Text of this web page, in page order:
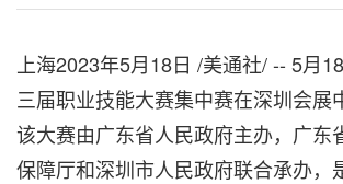
上海2023年5月18日 /美通社/ -- 5月
三届职业技能大赛集中赛在深圳会展
该大赛由广东省人民政府主办，广东
保障厅和深圳市人民政府联合承办，